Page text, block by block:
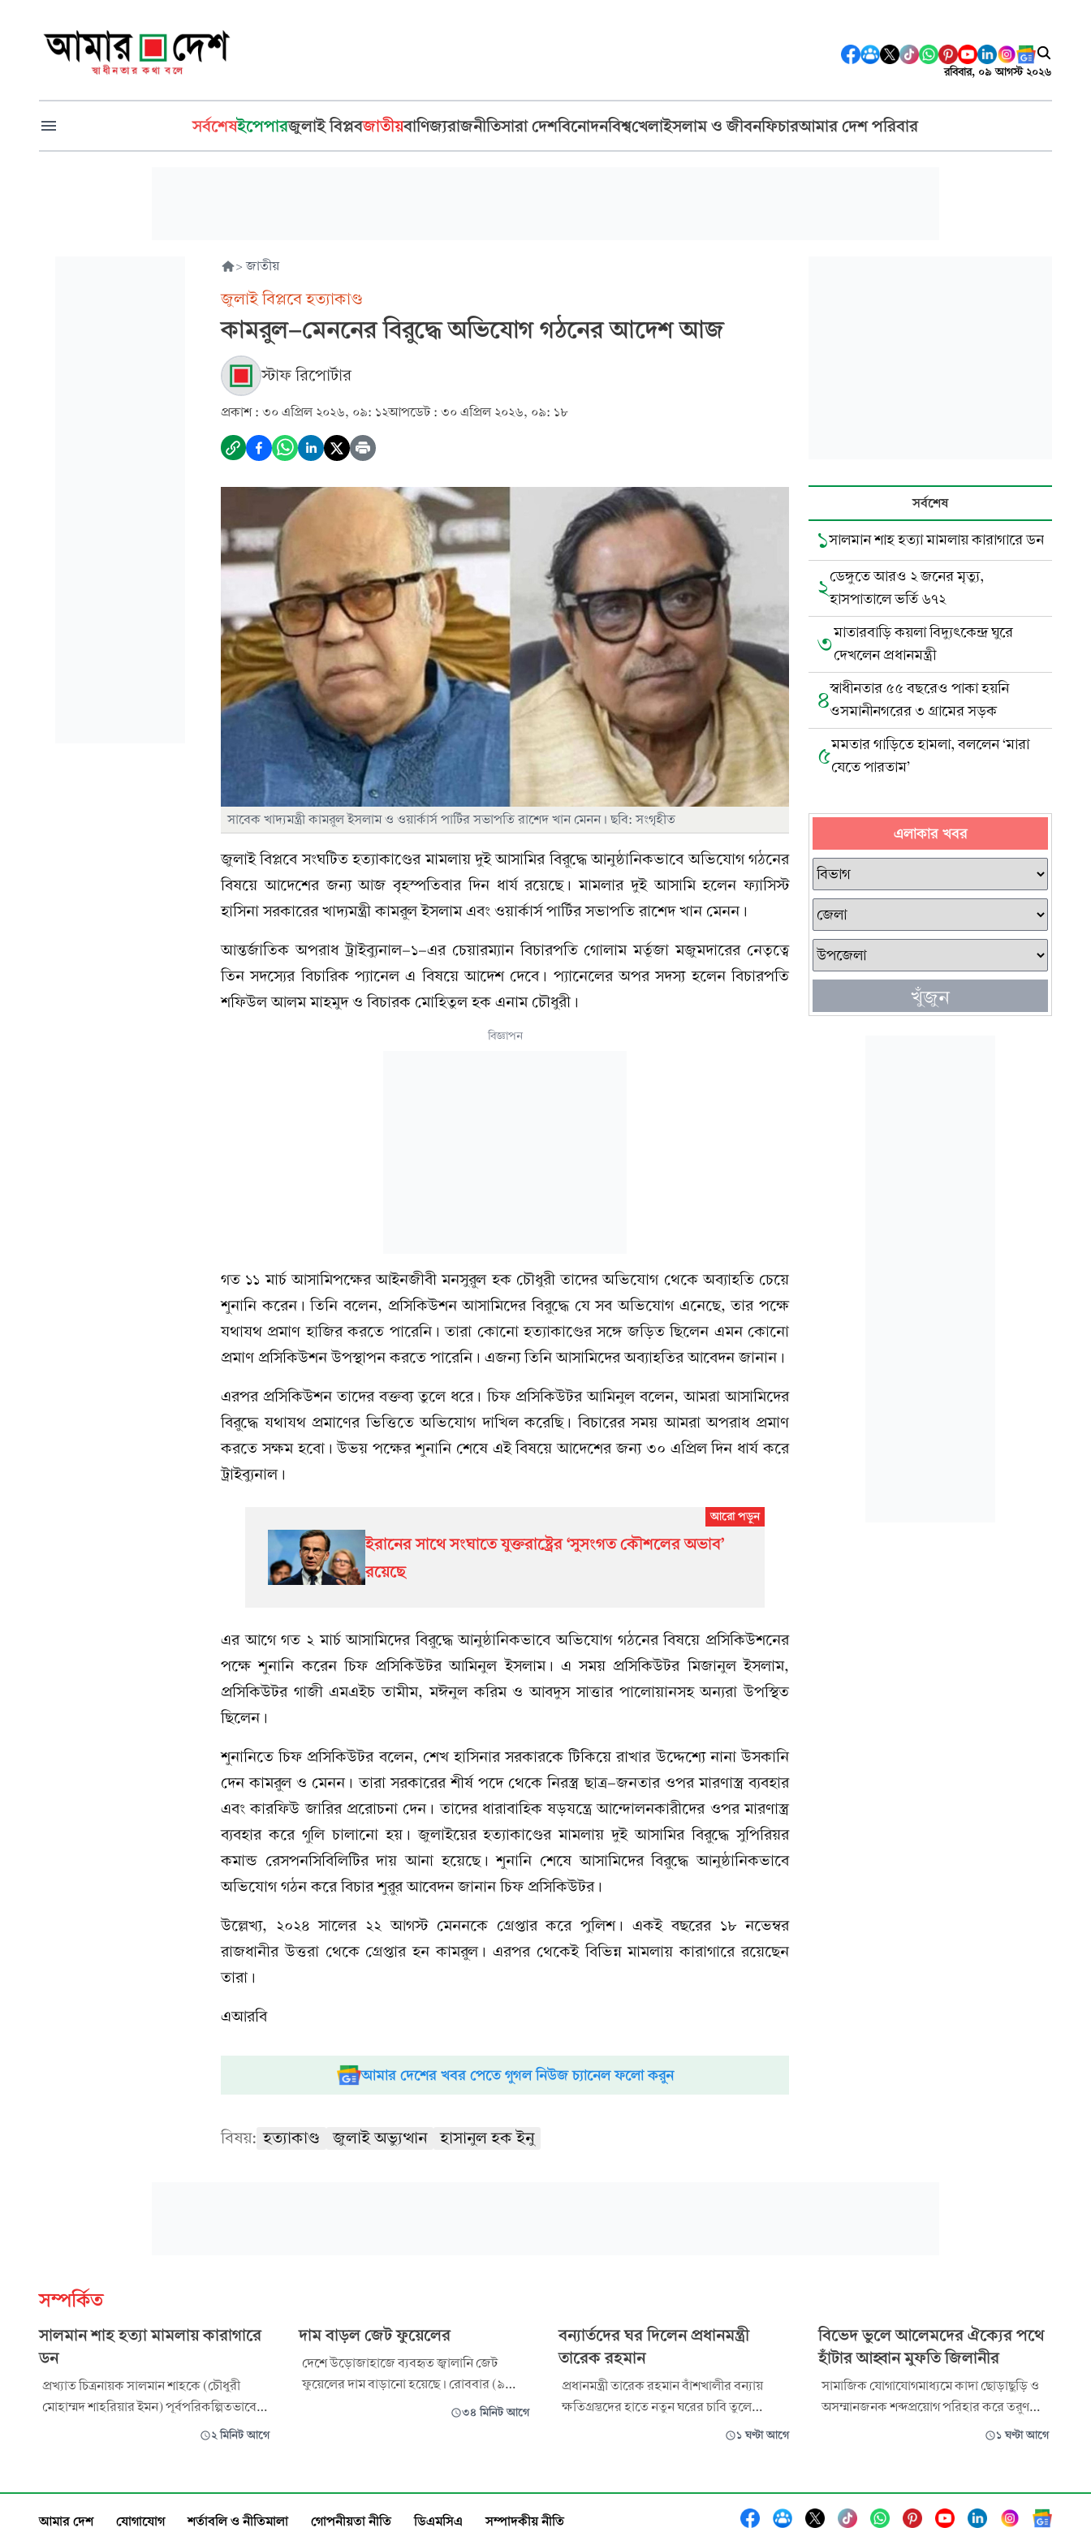
রবিবার, ০৯ আগস্ট ২০২৬
সর্বশেষইপেপারজুলাই বিপ্লবজাতীয়বাণিজ্যরাজনীতিসারা দেশবিনোদনবিশ্বখেলাইসলাম ও জীবনফিচারআমার দেশ পরিবার
> জাতীয়
জুলাই বিপ্লবে হত্যাকাণ্ড
কামরুল-মেননের বিরুদ্ধে অভিযোগ গঠনের আদেশ আজ
স্টাফ রিপোর্টার
প্রকাশ : ৩০ এপ্রিল ২০২৬, ০৯: ১২আপডেট : ৩০ এপ্রিল ২০২৬, ০৯: ১৮
সাবেক খাদ্যমন্ত্রী কামরুল ইসলাম ও ওয়ার্কার্স পার্টির সভাপতি রাশেদ খান মেনন। ছবি: সংগৃহীত
জুলাই বিপ্লবে সংঘটিত হত্যাকাণ্ডের মামলায় দুই আসামির বিরুদ্ধে আনুষ্ঠানিকভাবে অভিযোগ গঠনের
বিষয়ে আদেশের জন্য আজ বৃহস্পতিবার দিন ধার্য রয়েছে। মামলার দুই আসামি হলেন ফ্যাসিস্ট
হাসিনা সরকারের খাদ্যমন্ত্রী কামরুল ইসলাম এবং ওয়ার্কার্স পার্টির সভাপতি রাশেদ খান মেনন।
আন্তর্জাতিক অপরাধ ট্রাইব্যুনাল-১-এর চেয়ারম্যান বিচারপতি গোলাম মর্তূজা মজুমদারের নেতৃত্বে
তিন সদস্যের বিচারিক প্যানেল এ বিষয়ে আদেশ দেবে। প্যানেলের অপর সদস্য হলেন বিচারপতি
শফিউল আলম মাহমুদ ও বিচারক মোহিতুল হক এনাম চৌধুরী।
বিজ্ঞাপন
গত ১১ মার্চ আসামিপক্ষের আইনজীবী মনসুরুল হক চৌধুরী তাদের অভিযোগ থেকে অব্যাহতি চেয়ে
শুনানি করেন। তিনি বলেন, প্রসিকিউশন আসামিদের বিরুদ্ধে যে সব অভিযোগ এনেছে, তার পক্ষে
যথাযথ প্রমাণ হাজির করতে পারেনি। তারা কোনো হত্যাকাণ্ডের সঙ্গে জড়িত ছিলেন এমন কোনো
প্রমাণ প্রসিকিউশন উপস্থাপন করতে পারেনি। এজন্য তিনি আসামিদের অব্যাহতির আবেদন জানান।
এরপর প্রসিকিউশন তাদের বক্তব্য তুলে ধরে। চিফ প্রসিকিউটর আমিনুল বলেন, আমরা আসামিদের
বিরুদ্ধে যথাযথ প্রমাণের ভিত্তিতে অভিযোগ দাখিল করেছি। বিচারের সময় আমরা অপরাধ প্রমাণ
করতে সক্ষম হবো। উভয় পক্ষের শুনানি শেষে এই বিষয়ে আদেশের জন্য ৩০ এপ্রিল দিন ধার্য করে
ট্রাইব্যুনাল।
ইরানের সাথে সংঘাতে যুক্তরাষ্ট্রের ‘সুসংগত কৌশলের অভাব’
রয়েছে
এর আগে গত ২ মার্চ আসামিদের বিরুদ্ধে আনুষ্ঠানিকভাবে অভিযোগ গঠনের বিষয়ে প্রসিকিউশনের
পক্ষে শুনানি করেন চিফ প্রসিকিউটর আমিনুল ইসলাম। এ সময় প্রসিকিউটর মিজানুল ইসলাম,
প্রসিকিউটর গাজী এমএইচ তামীম, মঈনুল করিম ও আবদুস সাত্তার পালোয়ানসহ অন্যরা উপস্থিত
ছিলেন।
শুনানিতে চিফ প্রসিকিউটর বলেন, শেখ হাসিনার সরকারকে টিকিয়ে রাখার উদ্দেশ্যে নানা উসকানি
দেন কামরুল ও মেনন। তারা সরকারের শীর্ষ পদে থেকে নিরস্ত্র ছাত্র-জনতার ওপর মারণাস্ত্র ব্যবহার
এবং কারফিউ জারির প্ররোচনা দেন। তাদের ধারাবাহিক ষড়যন্ত্রে আন্দোলনকারীদের ওপর মারণাস্ত্র
ব্যবহার করে গুলি চালানো হয়। জুলাইয়ের হত্যাকাণ্ডের মামলায় দুই আসামির বিরুদ্ধে সুপিরিয়র
কমান্ড রেসপনসিবিলিটির দায় আনা হয়েছে। শুনানি শেষে আসামিদের বিরুদ্ধে আনুষ্ঠানিকভাবে
অভিযোগ গঠন করে বিচার শুরুর আবেদন জানান চিফ প্রসিকিউটর।
উল্লেখ্য, ২০২৪ সালের ২২ আগস্ট মেননকে গ্রেপ্তার করে পুলিশ। একই বছরের ১৮ নভেম্বর
রাজধানীর উত্তরা থেকে গ্রেপ্তার হন কামরুল। এরপর থেকেই বিভিন্ন মামলায় কারাগারে রয়েছেন
তারা।
এআরবি
আমার দেশের খবর পেতে গুগল নিউজ চ্যানেল ফলো করুন
বিষয়: হত্যাকাণ্ড জুলাই অভ্যুত্থান হাসানুল হক ইনু
সর্বশেষ
১সালমান শাহ হত্যা মামলায় কারাগারে ডন
২ডেঙ্গুতে আরও ২ জনের মৃত্যু,
হাসপাতালে ভর্তি ৬৭২
৩মাতারবাড়ি কয়লা বিদ্যুৎকেন্দ্র ঘুরে
দেখলেন প্রধানমন্ত্রী
৪স্বাধীনতার ৫৫ বছরেও পাকা হয়নি
ওসমানীনগরের ৩ গ্রামের সড়ক
৫মমতার গাড়িতে হামলা, বললেন ‘মারা
যেতে পারতাম’
এলাকার খবর
খুঁজুন
সম্পর্কিত
সালমান শাহ হত্যা মামলায় কারাগারে
ডন
প্রখ্যাত চিত্রনায়ক সালমান শাহকে (চৌধুরী
মোহাম্মদ শাহরিয়ার ইমন) পূর্বপরিকল্পিতভাবে
হত্যার অভিযোগে করা মামলায় গ্রেপ্তার খলনায়ক
এজহারনামীয় চার নাম্বার আসামি। রোববার
বিকেলে ঢাকার চিফ মেট্রোপলিটন ম্যাজিস্ট্রেট
২ মিনিট আগে
দাম বাড়ল জেট ফুয়েলের
দেশে উড়োজাহাজে ব্যবহৃত জ্বালানি জেট
ফুয়েলের দাম বাড়ানো হয়েছে। রোববার (৯
জুলাই) বিকেলে এক বিজ্ঞপ্তিতে দাম বাড়ানোর
জেট ফুয়েলের দাম পড়বে ১৫৯ টাকা ৫২ পয়সা।
৩৪ মিনিট আগে
বন্যার্তদের ঘর দিলেন প্রধানমন্ত্রী
তারেক রহমান
প্রধানমন্ত্রী তারেক রহমান বাঁশখালীর বন্যায়
ক্ষতিগ্রস্তদের হাতে নতুন ঘরের চাবি তুলে
দিয়েছেন। রোববার দুপুরে বাহারছড়া ইউনিয়নের
ঘরের চাবি তাদের হাতে তুলে দেন। প্রধানমন্ত্রী এ
১ ঘণ্টা আগে
বিভেদ ভুলে আলেমদের ঐক্যের পথে
হাঁটার আহ্বান মুফতি জিলানীর
সামাজিক যোগাযোগমাধ্যমে কাদা ছোড়াছুড়ি ও
অসম্মানজনক শব্দপ্রয়োগ পরিহার করে তরুণ
আলেমদের ঐক্যের পথে হাঁটার আহ্বান
মহানগরীর সভাপতি মুফতি শামসুল ইসলাম
জিলানী। ফেসবুকে চলমান কিছু অনভিপ্রেত
ঘটনা নিয়ে দেওয়া এক বিবৃতিতে
১ ঘণ্টা আগে
আমার দেশ যোগাযোগ শর্তাবলি ও নীতিমালা গোপনীয়তা নীতি ডিএমসিএ সম্পাদকীয় নীতি